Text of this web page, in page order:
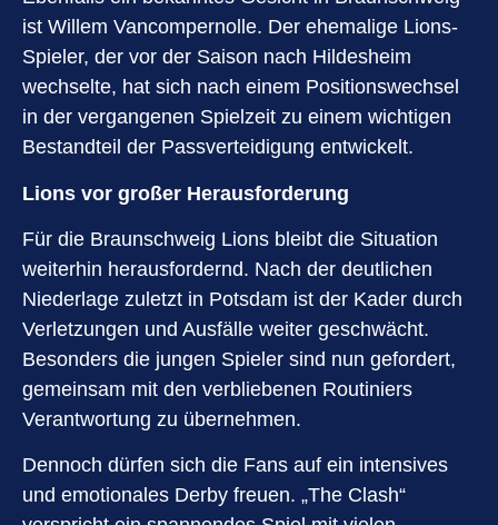
ist Willem Vancompernolle. Der ehemalige Lions-
Spieler, der vor der Saison nach Hildesheim
wechselte, hat sich nach einem Positionswechsel
in der vergangenen Spielzeit zu einem wichtigen
Bestandteil der Passverteidigung entwickelt.
Lions vor großer Herausforderung
Für die Braunschweig Lions bleibt die Situation
weiterhin herausfordernd. Nach der deutlichen
Niederlage zuletzt in Potsdam ist der Kader durch
Verletzungen und Ausfälle weiter geschwächt.
Besonders die jungen Spieler sind nun gefordert,
gemeinsam mit den verbliebenen Routiniers
Verantwortung zu übernehmen.
Dennoch dürfen sich die Fans auf ein intensives
und emotionales Derby freuen. „The Clash“